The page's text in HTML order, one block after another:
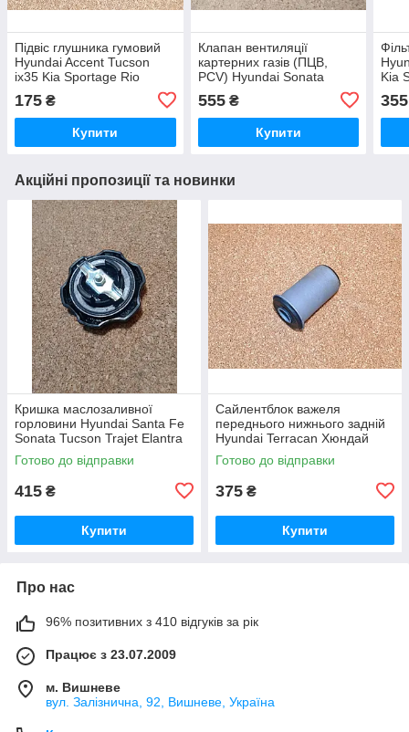
Підвіс глушника гумовий
Hyundai Accent Tucson
ix35 Kia Sportage Rio
Акцент Туксон Кіа Киа
Спортаге Черато
175 ₴
Купити
Клапан вентиляції
картерних газів (ПЦВ,
PCV) Hyundai Sonata
ix35 Tucson Santa Fe Кіа
Киа Ріо Рио Спортаге
555₴
Купити
Kia
Кіа
355
Акційні пропозиції та новинки
Кришка маслозаливної
горловини Hyundai Santa Fe
Sonata Tucson Trajet Elantra
Accent Terracan H-1 H100 Kia
Sportage Ceed Cerato Rio
Готово до відправки
415 ₴
Купити
Сайлентблок важеля
переднього нижнього задній
Hyundai Terracan Хюндай
Терракан
Готово до відправки
375 ₴
Купити
Про нас
96% позитивних з 410 відгуків за рік
Працює з 23.07.2009
м. Вишневе
вул. Залізнична, 92, Вишневе, Україна